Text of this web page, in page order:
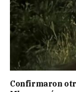
Confirmaron